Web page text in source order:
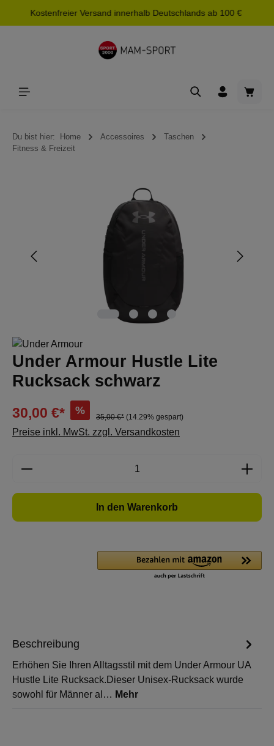
springen
Kostenfreier Versand innerhalb Deutschlands ab 100 €
Du bist hier: Home Accessoires
Taschen
Fitness & Freizeit
Under Armour Hustle Lite
Rucksack schwarz
30,00 €* %
35,00 €* (14.29% gespart)
Preise inkl. MwSt. zzgl. Versandkosten
Produkt Anzahl: Gib den gewünschten
In den Warenkorb
Beschreibung
Erhöhen Sie Ihren Alltagsstil mit dem Under Armour UA
Hustle Lite Rucksack.Dieser Unisex-Rucksack wurde
sowohl für Männer al… Mehr